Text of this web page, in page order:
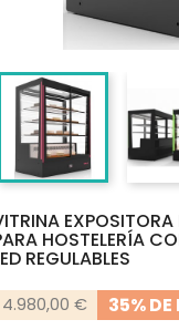
HOSTELERÍA
REGULABLES
4.980,00 € 35% DE